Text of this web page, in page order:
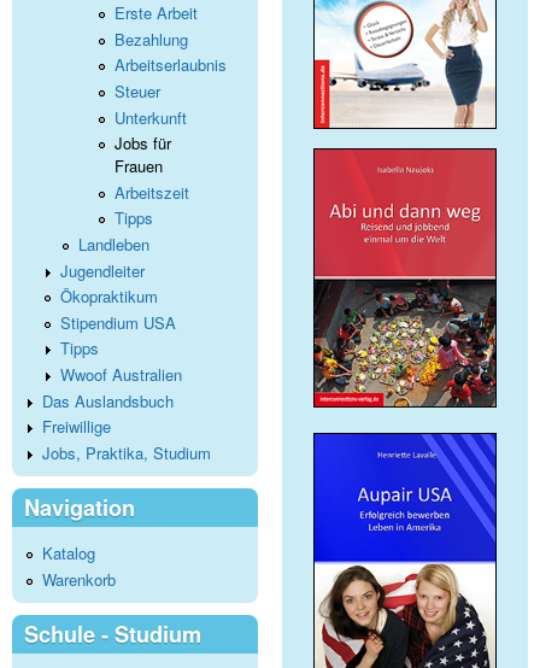
Erste Arbeit
Bezahlung
Arbeitserlaubnis
Steuer
Unterkunft
Jobs für
Frauen
Arbeitszeit
Tipps
Landleben
Jugendleiter
Ökopraktikum
Stipendium USA
Tipps
Wwoof Australien
Das Auslandsbuch
Freiwillige
Jobs, Praktika, Studium
Navigation
Katalog
Warenkorb
Schule - Studium